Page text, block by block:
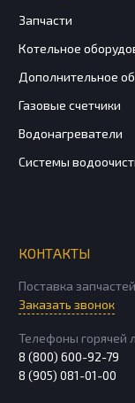
Запчасти
Котельное
Дополнительное
Газовые счетчики
Водонагреватели
Системы
КОНТАКТЫ
Поставка
Заказать звонок
Телефоны горячей
8 (800) 600-92-79
8 (905) 081-01-00